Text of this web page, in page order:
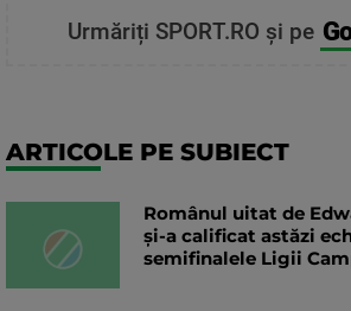
Urmăriți SPORT.RO și pe
ARTICOLE PE SUBIECT
Românul uitat de
și-a calificat astăzi
semifinalele Ligii